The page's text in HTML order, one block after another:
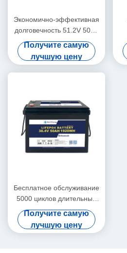
Экономично-эффективная
долговечность 51.2V 50Ah
Lifepo4 батарея 3000
циклов для системы
хранения
Получите самую
лучшую цену
Бесплатное обслуживание
5000 циклов длительный
срок службы 38,4 В 50 Ач
литий-железофосфатные
батареи для морских
Получите самую
лучшую цену